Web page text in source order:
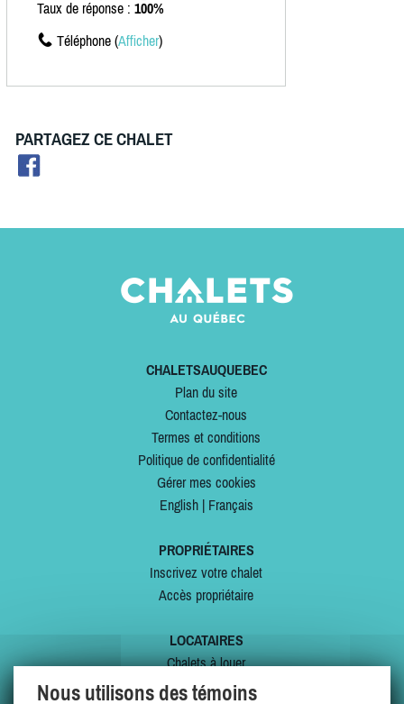
Taux de réponse : 100%
Téléphone (Afficher)
PARTAGEZ CE CHALET
CHALETSAUQUEBEC
Plan du site
Contactez-nous
Termes et conditions
Politique de confidentialité
Gérer mes cookies
English| Français
PROPRIÉTAIRES
Inscrivez votre chalet
Accès propriétaire
LOCATAIRES
Chalets à louer
Chalets à vendre
Nous utilisons des témoins